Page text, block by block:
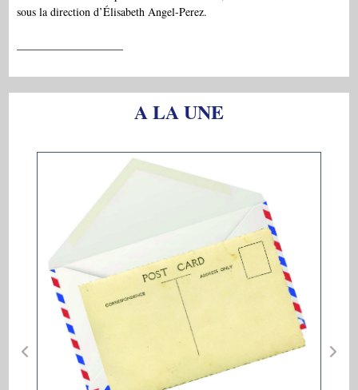
sous la direction d’Élisabeth Angel-Perez.
A LA UNE